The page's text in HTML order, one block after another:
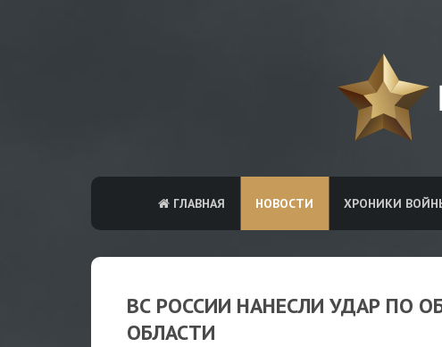
ГЛАВНАЯ НОВОСТИ ХРОНИКИ
ВС РОССИИ НАНЕСЛИ УДАР ПО
ОБЛАСТИ